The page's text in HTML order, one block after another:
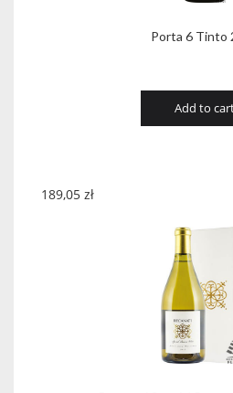
Porta 6 Tinto
Add to
189,05 zł